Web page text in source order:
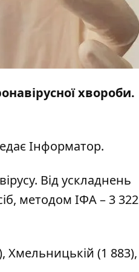
хвороби.
Інформатор.
Від ускладнень
методом ІФА – 3 322
Хмельницькій (1 883),